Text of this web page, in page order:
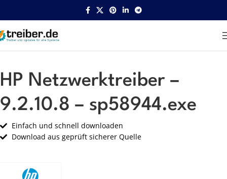
Startseite HP Netzwerk
HP Netzwerktreiber –
9.2.10.8 – sp58944.exe
Einfach und schnell downloaden
Download aus geprüft sicherer Quelle